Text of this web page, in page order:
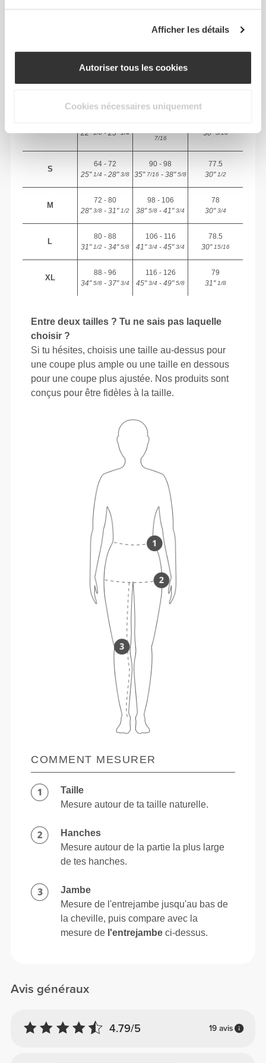
Afficher les détails
Autoriser tous les cookies
Cookies nécessaires uniquement
Avis généraux
4.79/5 19 avis
(cm)/(in)
(cm)/(in)
JAMBE
22"1/8- 25"1/4
7/16
30"5/16
S
64 - 72
25"1/4 - 28"3/8
90 - 98
35"7/16 - 38"5/8
77.5
30"1/2
M
72 - 80
28"3/8 - 31"1/2
98 - 106
38"5/8 - 41"3/4
78
30"3/4
L
80 - 88
31"1/2 - 34"5/8
106 - 116
41"3/4 - 45"3/4
78.5
30"15/16
XL
88 - 96
34"5/8 - 37"3/4
116 - 126
45"3/4 - 49"5/8
79
31"1/8
Entre deux tailles ? Tu ne sais pas laquelle
choisir ?
Si tu hésites, choisis une taille au-dessus pour
une coupe plus ample ou une taille en dessous
pour une coupe plus ajustée. Nos produits sont
conçus pour être fidèles à la taille.
COMMENT MESURER
Taille
Mesure autour de ta taille naturelle.
Hanches
Mesure autour de la partie la plus large
de tes hanches.
Jambe
Mesure de l'entrejambe jusqu'au bas de
la cheville, puis compare avec la
mesure de l'entrejambe ci-dessus.